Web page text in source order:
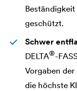
geschützt.
Schwer
DELTA®-
Vorgaben der
die höchste